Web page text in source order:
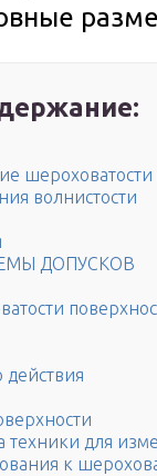
шероховатости
волнистости
ДОПУСКОВ
для
к